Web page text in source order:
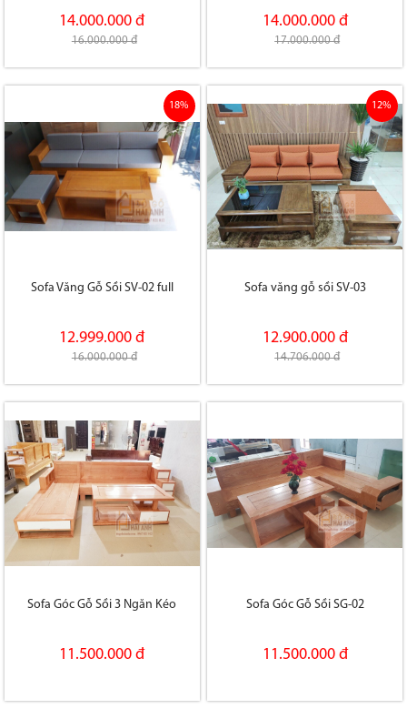
14.000.000 đ
16.000.000 đ
14.000.000 đ
17.000.000 đ
Sofa Văng Gỗ Sồi SV-02 full
12.999.000 đ
16.000.000 đ
18%
Sofa văng gỗ sồi SV-03
12.900.000 đ
14.706.000 đ
12%
Sofa Góc Gỗ Sồi 3 Ngăn Kéo
11.500.000 đ
Sofa Góc Gỗ Sồi SG-02
11.500.000 đ